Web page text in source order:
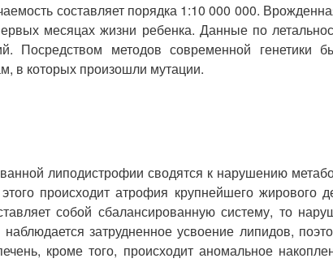
составляет порядка 1:10 000 000.
месяцах жизни ребенка. Данные по
Посредством методов современной генетики
в которых произошли мутации.
липодистрофии сводятся к нарушению
происходит атрофия крупнейшего
собой сбалансированную систему, то
затрудненное усвоение липидов,
кроме того, происходит аномальное